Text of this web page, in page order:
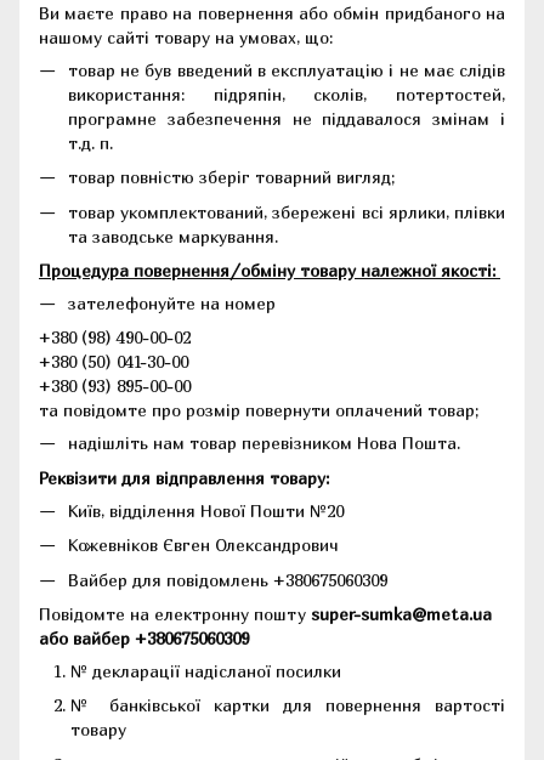
Ви маєте право на повернення або обмін придбаного на
нашому сайті товару на умовах, що:
товар не був введений в експлуатацію і не має слідів
використання: підряпін, сколів, потертостей,
програмне забезпечення не піддавалося змінам і
т.д. п.
товар повністю зберіг товарний вигляд;
товар укомплектований, збережені всі ярлики, плівки
та заводське маркування.
Процедура повернення/обміну товару належної якості:
зателефонуйте на номер
+380 (98) 490-00-02
+380 (50) 041-30-00
+380 (93) 895-00-00
та повідомте про розмір повернути оплачений товар;
надішліть нам товар перевізником Нова Пошта.
Реквізити для відправлення товару:
Київ, відділення Нової Пошти №20
Кожевніков Євген Олександрович
Вайбер для повідомлень +380675060309
Повідомте на електронну пошту super-sumka@meta.ua
або вайбер +380675060309
№ декларації надісланої посилки
№ банківської картки для повернення вартості
товару